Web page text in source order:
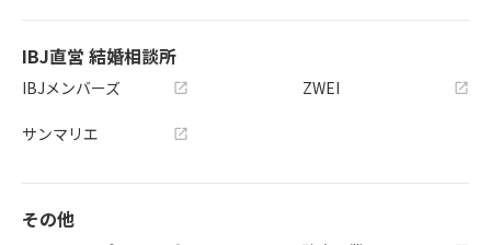
IBJ直営 結婚相談所
IBJメンバーズ
サンマリエ
ZWEI
その他